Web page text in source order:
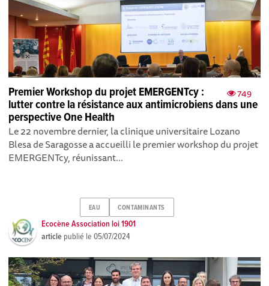
749
Premier Workshop du projet EMERGENTcy :
lutter contre la résistance aux antimicrobiens dans une
perspective One Health
Le 22 novembre dernier, la clinique universitaire Lozano
Blesa de Saragosse a accueilli le premier workshop du projet
EMERGENTcy, réunissant...
EAU CONTAMINANTS
Ecocène Association loi 1901
article publié le05/07/2024